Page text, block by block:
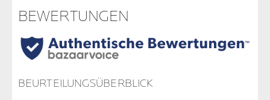
BEWERTUNGEN
BEURTEILUNGSÜBERBLICK